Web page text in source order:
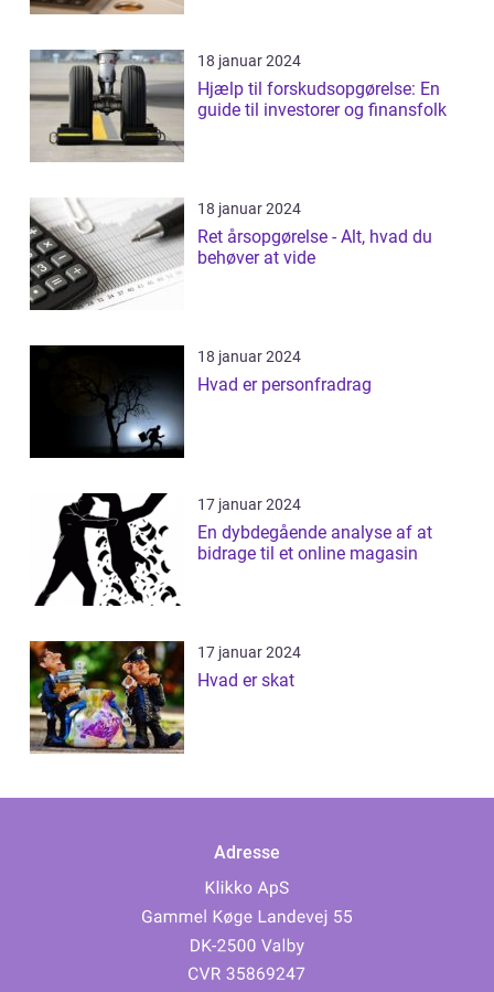
18 januar 2024
Hjælp til forskudsopgørelse: En
guide til investorer og finansfolk
18 januar 2024
Ret årsopgørelse - Alt, hvad du
behøver at vide
18 januar 2024
Hvad er personfradrag
17 januar 2024
En dybdegående analyse af at
bidrage til et online magasin
17 januar 2024
Hvad er skat
Adresse